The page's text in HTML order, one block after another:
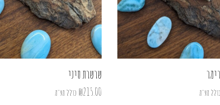
כולל מע"מ
שרשרת סיני
₪215.00 כולל מע"מ